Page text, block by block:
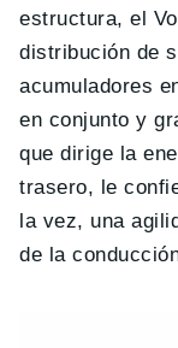
estructura, el
distribución de
acumuladores
en conjunto y
que dirige la
trasero, le
la vez, una
de la